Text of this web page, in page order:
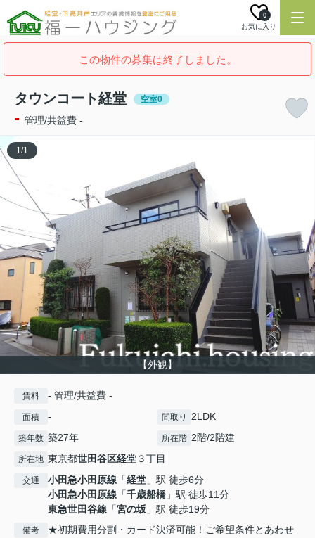
お気に入り
0
この物件の募集は終了しました。
タウンコート経堂 空室0
- 管理/共益費 -
【外観】
1/1
賃料 - 管理/共益費 -
面積 - 間取り 2LDK
築年数 築27年 所在階 2階/2階建
所在地 東京都世田谷区経堂３丁目
交通 小田急小田原線 「経堂 」駅 徒歩6分
小田急小田原線 「千歳船橋 」駅 徒歩11分
東急世田谷線 「宮の坂 」駅 徒歩19分
備考
★初期費用分割・カード決済可能！ご希望条件とあわせ